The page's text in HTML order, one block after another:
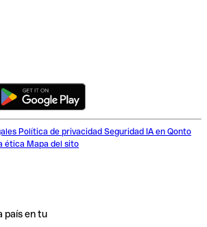
Política de privacidad Seguridad IA en Qonto
ética Mapa del sito
país en tu